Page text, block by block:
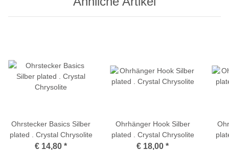
Ohrstecker Basics Silber
plated . Crystal Chrysolite
€ 14,80 *
Ohrhänger Hook Silber
plated . Crystal Chrysolite
€ 18,00 *